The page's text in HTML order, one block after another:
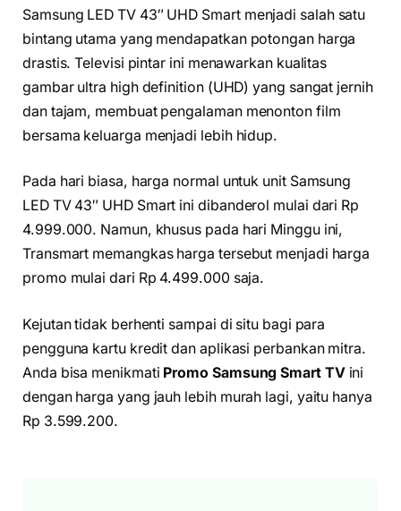
Samsung LED TV 43″ UHD Smart menjadi salah satu
bintang utama yang mendapatkan potongan harga
drastis. Televisi pintar ini menawarkan kualitas
gambar ultra high definition (UHD) yang sangat jernih
dan tajam, membuat pengalaman menonton film
bersama keluarga menjadi lebih hidup.
Pada hari biasa, harga normal untuk unit Samsung
LED TV 43″ UHD Smart ini dibanderol mulai dari Rp
4.999.000. Namun, khusus pada hari Minggu ini,
Transmart memangkas harga tersebut menjadi harga
promo mulai dari Rp 4.499.000 saja.
Kejutan tidak berhenti sampai di situ bagi para
pengguna kartu kredit dan aplikasi perbankan mitra.
Anda bisa menikmati Promo Samsung Smart TVini
dengan harga yang jauh lebih murah lagi, yaitu hanya
Rp 3.599.200.